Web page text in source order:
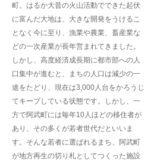
町。はるか大昔の火山活動でできた起伏
に富んだ大地は、大きな開発をうけるこ
となく今に至り、漁業や農業、畜産業な
どの一次産業が長年営まれてきました。
しかし、高度経済成長期に都市部への人
口集中が進むと、まちの人口は減少の一
途をたどり、現在は3,000人台をかろうじ
てキープしている状態です。しかし、一
方で阿武町には毎年10人ほどの移住者が
あり、その多くが若者世代だといいま
す。そんな若者に選ばれるまち、阿武町
が地方再生の切り札としてつくった施設